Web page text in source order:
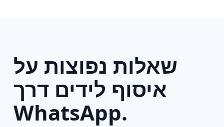
שאלות נפוצות על
איסוף לידים דרך
WhatsApp.